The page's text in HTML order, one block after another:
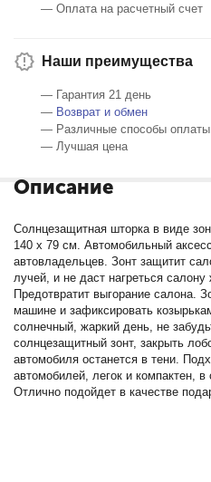
— Оплата на расчетный счет
Наши преимущества
— Гарантия 21 день
— Возврат и обмен
— Различные способы оплаты
— Лучшая цена
Описание
Солнцезащитная шторка в виде
140 х 79 см. Автомобильный
автовладельцев. Зонт защитит
лучей, и не даст нагреться
Предотвратит выгорание салона.
машине и зафиксировать
солнечный, жаркий день, не
солнцезащитный зонт, закрыть
автомобиля останется в тени.
автомобилей, легок и компактен,
Отлично подойдет в качестве